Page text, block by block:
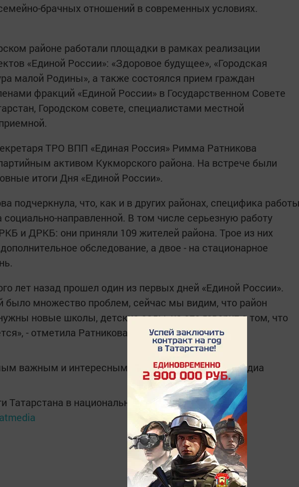
брачных отношений в современных условиях.
районе работали площадки в рамках реализации
«Единой России»: «Здоровое будущее», «Городская
малой Родины», а также состоялся прием граждан
фракций «Единой России» в Государственном Совете
Городском совете, специалистами местной
ТРО ВПП «Единая Россия» Римма Ратникова
активом Кукморского района. На встрече были
итоги Дня «Единой России».
подчеркнула, что, как и в других районах, специфика
направленной. В том числе серьезную работу
и ДРКБ: они приняли 109 жителей района. Трое из них
обследование, а двое - на стационарное
лет назад прошел один из первых дней «Единой России».
было множество проблем, сейчас мы видим, что район
новые школы, детские сады, но это говорит о том, что
- отметила Ратникова.
важным и интересным в Telegram-каналеТатмедиа
Татарстана в национальном мессенджере MАХ: